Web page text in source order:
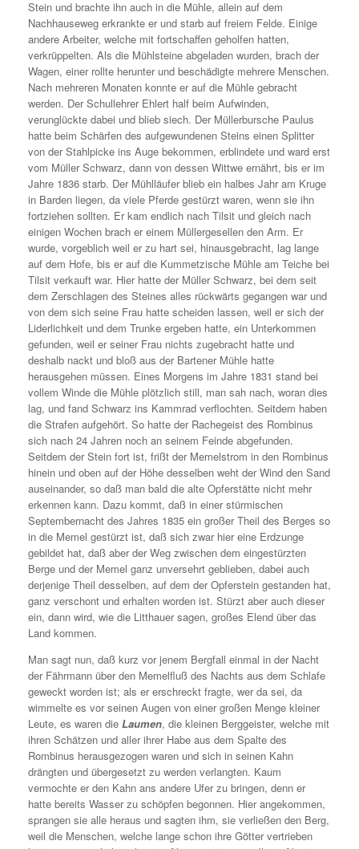
Stein und brachte ihn auch in die Mühle, allein auf dem
Nachhauseweg erkrankte er und starb auf freiem Felde. Einige
andere Arbeiter, welche mit fortschaffen geholfen hatten,
verkrüppelten. Als die Mühlsteine abgeladen wurden, brach der
Wagen, einer rollte herunter und beschädigte mehrere Menschen.
Nach mehreren Monaten konnte er auf die Mühle gebracht
werden. Der Schullehrer Ehlert half beim Aufwinden,
verunglückte dabei und blieb siech. Der Müllerbursche Paulus
hatte beim Schärfen des aufgewundenen Steins einen Splitter
von der Stahlpicke ins Auge bekommen, erblindete und ward erst
vom Müller Schwarz, dann von dessen Wittwe ernährt, bis er im
Jahre 1836 starb. Der Mühlläufer blieb ein halbes Jahr am Kruge
in Barden liegen, da viele Pferde gestürzt waren, wenn sie ihn
fortziehen sollten. Er kam endlich nach Tilsit und gleich nach
einigen Wochen brach er einem Müllergesellen den Arm. Er
wurde, vorgeblich weil er zu hart sei, hinausgebracht, lag lange
auf dem Hofe, bis er auf die Kummetzische Mühle am Teiche bei
Tilsit verkauft war. Hier hatte der Müller Schwarz, bei dem seit
dem Zerschlagen des Steines alles rückwärts gegangen war und
von dem sich seine Frau hatte scheiden lassen, weil er sich der
Liderlichkeit und dem Trunke ergeben hatte, ein Unterkommen
gefunden, weil er seiner Frau nichts zugebracht hatte und
deshalb nackt und bloß aus der Bartener Mühle hatte
herausgehen müssen. Eines Morgens im Jahre 1831 stand bei
vollem Winde die Mühle plötzlich still, man sah nach, woran dies
lag, und fand Schwarz ins Kammrad verflochten. Seitdem haben
die Strafen aufgehört. So hatte der Rachegeist des Rombinus
sich nach 24 Jahren noch an seinem Feinde abgefunden.
Seitdem der Stein fort ist, frißt der Memelstrom in den Rombinus
hinein und oben auf der Höhe desselben weht der Wind den Sand
auseinander, so daß man bald die alte Opferstätte nicht mehr
erkennen kann. Dazu kommt, daß in einer stürmischen
Septembernacht des Jahres 1835 ein großer Theil des Berges so
in die Memel gestürzt ist, daß sich zwar hier eine Erdzunge
gebildet hat, daß aber der Weg zwischen dem eingestürzten
Berge und der Memel ganz unversehrt geblieben, dabei auch
derjenige Theil desselben, auf dem der Opferstein gestanden hat,
ganz verschont und erhalten worden ist. Stürzt aber auch dieser
ein, dann wird, wie die Litthauer sagen, großes Elend über das
Land kommen.
Man sagt nun, daß kurz vor jenem Bergfall einmal in der Nacht
der Fährmann über den Memelfluß des Nachts aus dem Schlafe
geweckt worden ist; als er erschreckt fragte, wer da sei, da
wimmelte es vor seinen Augen von einer großen Menge kleiner
Leute, es waren die Laumen, die kleinen Berggeister, welche mit
ihren Schätzen und aller ihrer Habe aus dem Spalte des
Rombinus herausgezogen waren und sich in seinen Kahn
drängten und übergesetzt zu werden verlangten. Kaum
vermochte er den Kahn ans andere Ufer zu bringen, denn er
hatte bereits Wasser zu schöpfen begonnen. Hier angekommen,
sprangen sie alle heraus und sagten ihm, sie verließen den Berg,
weil die Menschen, welche lange schon ihre Götter vertrieben